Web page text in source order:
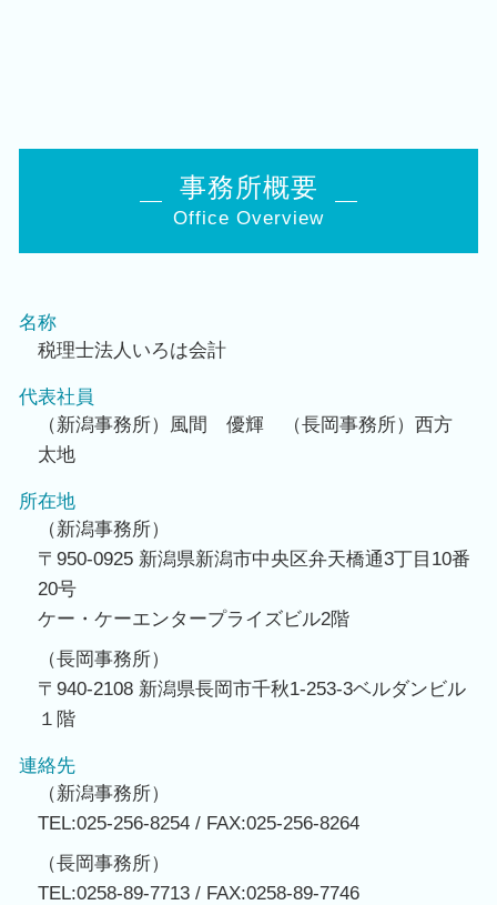
事務所概要
Office Overview
名称
税理士法人いろは会計
代表社員
（新潟事務所）風間 優輝 （長岡事務所）西方
太地
所在地
（新潟事務所）
〒950-0925 新潟県新潟市中央区弁天橋通3丁目10番
20号
ケー・ケーエンタープライズビル2階
（長岡事務所）
〒940-2108 新潟県長岡市千秋1-253-3ベルダンビル
１階
連絡先
（新潟事務所）
TEL:025-256-8254 / FAX:025-256-8264
（長岡事務所）
TEL:0258-89-7713 / FAX:0258-89-7746